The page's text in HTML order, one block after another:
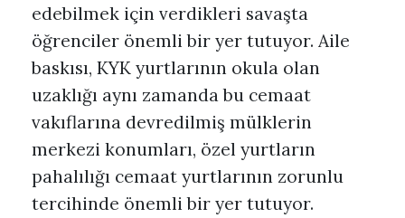
edebilmek için verdikleri savaşta
öğrenciler önemli bir yer tutuyor. Aile
baskısı, KYK yurtlarının okula olan
uzaklığı aynı zamanda bu cemaat
vakıflarına devredilmiş mülklerin
merkezi konumları, özel yurtların
pahalılığı cemaat yurtlarının zorunlu
tercihinde önemli bir yer tutuyor.